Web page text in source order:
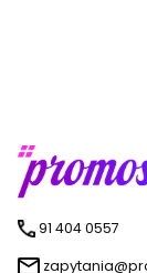
91 404 0557